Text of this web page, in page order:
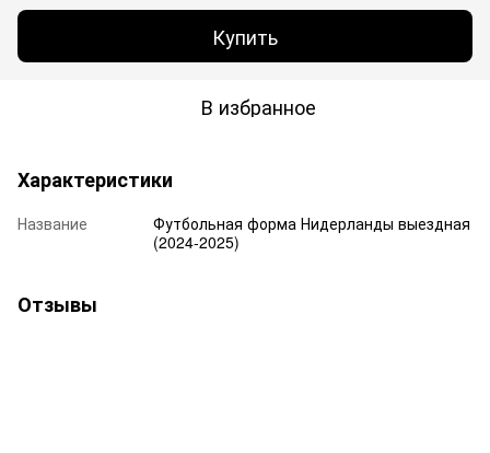
Купить
В избранное
Характеристики
Название
Футбольная форма Нидерланды выездная
(2024-2025)
Отзывы